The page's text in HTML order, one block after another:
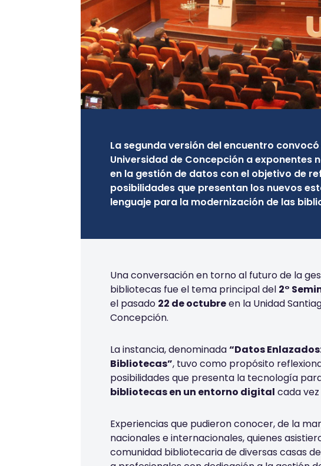
La segunda versión del encuentro
Universidad de Concepción a exponentes
en la gestión de datos con el objetivo de
posibilidades que presentan los nuevos
lenguaje para la modernización de las
Una conversación en torno al futuro de la
bibliotecas fue el tema principal del 2°
el pasado 22 de octubreen la Unidad
Concepción.
La instancia, denominada“Datos
Bibliotecas”, tuvo como propósito
posibilidades que presenta la tecnología
bibliotecas en un entorno digital cada
Experiencias que pudieron conocer, de la
nacionales e internacionales, quienes
comunidad bibliotecariade diversas casas